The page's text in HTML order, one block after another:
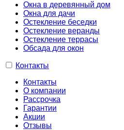
Окна в деревянный дом
Окна для дачи
Остекление беседки
Остекление веранды
Остекление террасы
Обсада для окон
Контакты
Контакты
О компании
Рассрочка
Гарантии
Акции
Отзывы